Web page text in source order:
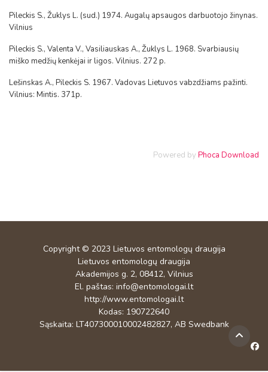
Pileckis S., Žuklys L. (sud.) 1974. Augalų apsaugos darbuotojo žinynas.
Vilnius
Pileckis S., Valenta V., Vasiliauskas A., Žuklys L. 1968. Svarbiausių
miško medžių kenkėjai ir ligos. Vilnius. 272 p.
Lešinskas A., Pileckis S. 1967. Vadovas Lietuvos vabzdžiams pažinti.
Vilnius: Mintis. 371p.
Powered by Phoca Download
Copyright © 2023 Lietuvos entomologų draugija
Lietuvos entomologų draugija
Akademijos g. 2, 08412, Vilnius
El. paštas: info@entomologai.lt
http://www.entomologai.lt
Kodas: 190722640
Sąskaita: LT407300010002482827, AB Swedbank